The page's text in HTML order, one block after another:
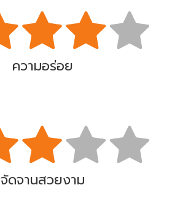
ความอร่อย
จัดจานสวยงาม